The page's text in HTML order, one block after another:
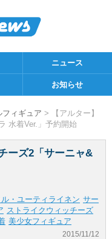
ニュース
お知らせ
フィギュア > 【アルター】
水着Ver.」予約開始
ーズ2「サーニャ&
・ユーティライネン サー
ストライクウィッチーズ
美少女フィギュア
2015/11/12